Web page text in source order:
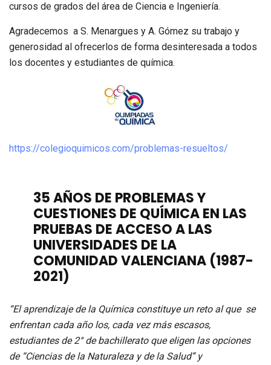
cursos de grados del área de Ciencia e Ingeniería.
Agradecemos a S. Menargues y A. Gómez su trabajo y
generosidad al ofrecerlos de forma desinteresada a todos
los docentes y estudiantes de química.
https://colegioquimicos.com/problemas-resueltos/
35 AÑOS DE PROBLEMAS Y
CUESTIONES DE QUÍMICA EN LAS
PRUEBAS DE ACCESO ALAS
UNIVERSIDADES DE LA
COMUNIDAD VALENCIANA (1987-
2021)
“El aprendizaje de la Química constituye un reto al que se
enfrentan cada año los, cada vez más escasos,
estudiantes de 2° de bachillerato que eligen las opciones
de “Ciencias de la Naturaleza y de la Salud” y